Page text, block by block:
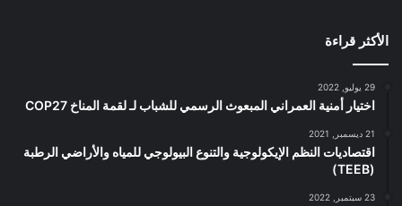
الأكثر قراءة
29 يوليو, 2022
اختيار أمنية العمراني المبعوث الرسمي للشباب لـ لقمة المناخ COP27
21 ديسمبر, 2021
اقتصاديات النظم الإيكولوجية والتنوع البيولوجي للمياه والأراضي الرطبة
(TEEB)
23 سبتمبر, 2022